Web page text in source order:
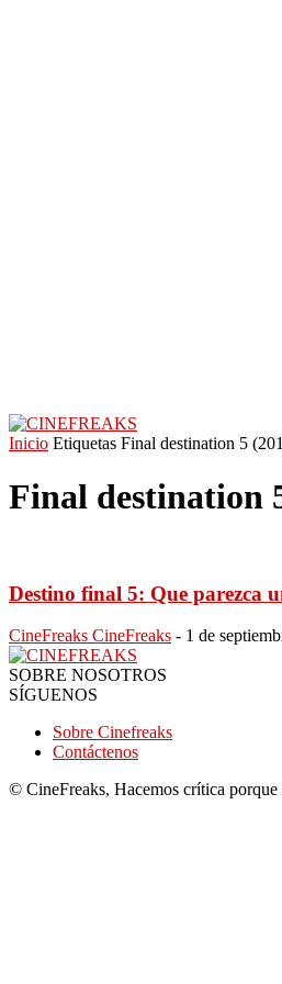
Inicio Etiquetas Final destination 5
Final destination
Destino final 5: Que parezca
CineFreaks CineFreaks - 1 de
SOBRE NOSOTROS
SÍGUENOS
Sobre Cinefreaks
Contáctenos
© CineFreaks, Hacemos crítica porque